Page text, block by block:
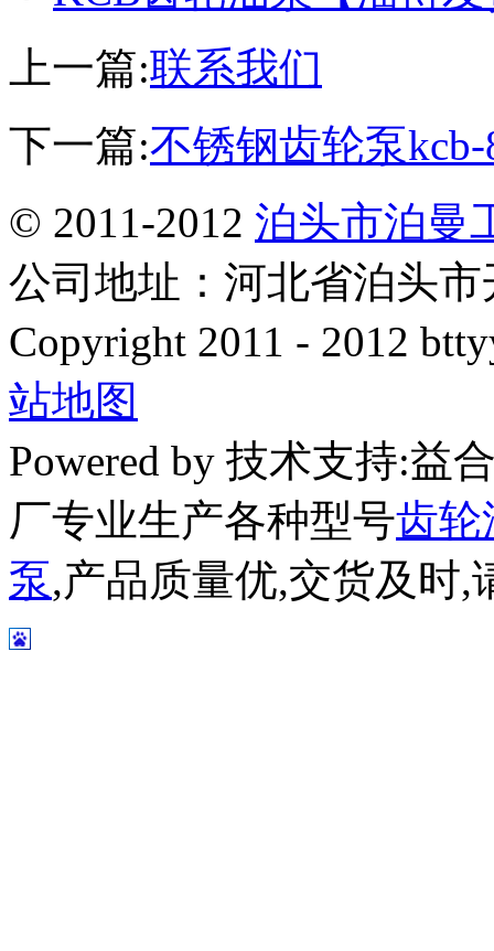
上一篇:联系我们
下一篇:不锈钢齿轮泵
© 2011-2012 泊头市泊曼
公司地址：河北省泊头
Copyright 2011 - 2012
站地图
Powered by 技术支持:益
厂专业生产各种型号齿轮
泵,产品质量优,交货及时,